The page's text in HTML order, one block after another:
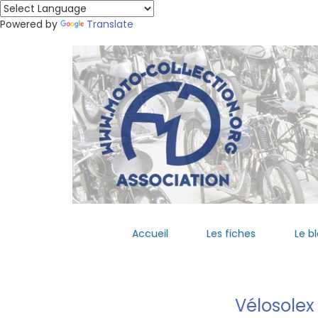
Powered by Translate
Accueil Les fiches Le